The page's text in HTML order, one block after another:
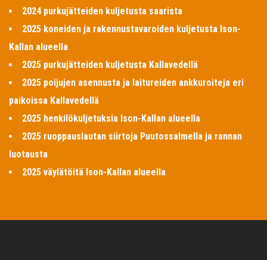
2024 purkujätteiden kuljetusta saarista
2025 koneiden ja rakennustavaroiden kuljetusta Ison-
Kallan alueella
2025 purkujätteiden kuljetusta Kallavedellä
2025 poijujen asennusta ja laitureiden ankkuroiteja eri
paikoissa Kallavedellä
2025 henkilökuljetuksia Ison-Kallan alueella
2025 ruoppauslautan siirtoja Puutossalmella ja rannan
luotausta
2025 väylätöitä Ison-Kallan alueella